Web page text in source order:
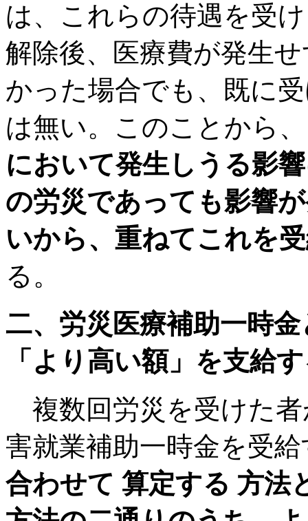
は、これらの待遇を受
解除後、医療費が発生
かった場合でも、既に
は無い。このことから、
において発生しうる影
の労災であっても影響
いから、重ねてこれを
る。
二、労災医療補助一時
「より高い額」を支給
複数回労災を受けた
害就業補助一時金を受
合わせて 算定する 方法